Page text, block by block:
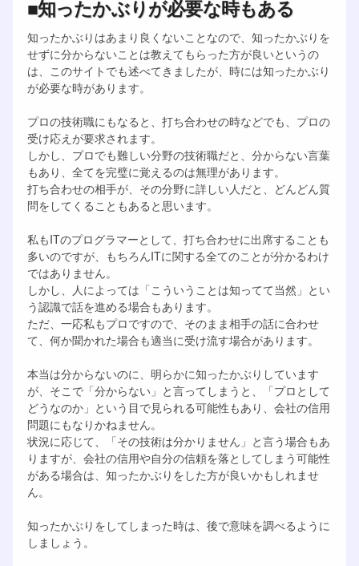
■知ったかぶりが必要な時もある
知ったかぶりはあまり良くないことなので、知ったかぶりを
せずに分からないことは教えてもらった方が良いというの
は、このサイトでも述べてきましたが、時には知ったかぶり
が必要な時があります。
プロの技術職にもなると、打ち合わせの時などでも、プロの
受け応えが要求されます。
しかし、プロでも難しい分野の技術職だと、分からない言葉
もあり、全てを完璧に覚えるのは無理があります。
打ち合わせの相手が、その分野に詳しい人だと、どんどん質
問をしてくることもあると思います。
私もITのプログラマーとして、打ち合わせに出席することも
多いのですが、もちろんITに関する全てのことが分かるわけ
ではありません。
しかし、人によっては「こういうことは知ってて当然」とい
う認識で話を進める場合もあります。
ただ、一応私もプロですので、そのまま相手の話に合わせ
て、何か聞かれた場合も適当に受け流す場合があります。
本当は分からないのに、明らかに知ったかぶりしています
が、そこで「分からない」と言ってしまうと、「プロとして
どうなのか」という目で見られる可能性もあり、会社の信用
問題にもなりかねません。
状況に応じて、「その技術は分かりません」と言う場合もあ
りますが、会社の信用や自分の信頼を落としてしまう可能性
がある場合は、知ったかぶりをした方が良いかもしれませ
ん。
知ったかぶりをしてしまった時は、後で意味を調べるように
しましょう。